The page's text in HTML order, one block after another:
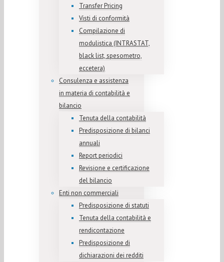
Transfer Pricing
Visti di conformità
Compilazione di
modulistica (INTRASTAT,
black list, spesometro,
eccetera)
Consulenza e assistenza
in materia di contabilità e
bilancio
Tenuta della contabilità
Predisposizione di bilanci
annuali
Report periodici
Revisione e certificazione
del bilancio
Enti non commerciali
Predisposizione di statuti
Tenuta della contabilità e
rendicontazione
Predisposizione di
dichiarazioni dei redditi